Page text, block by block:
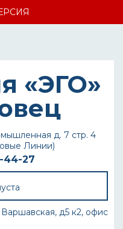
д. 7 стр. 4
Линии)
44-27
д5 к2, офис